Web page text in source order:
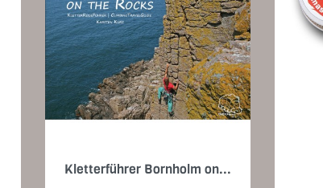
 Vorschau
Kletterführer Bornholm on...